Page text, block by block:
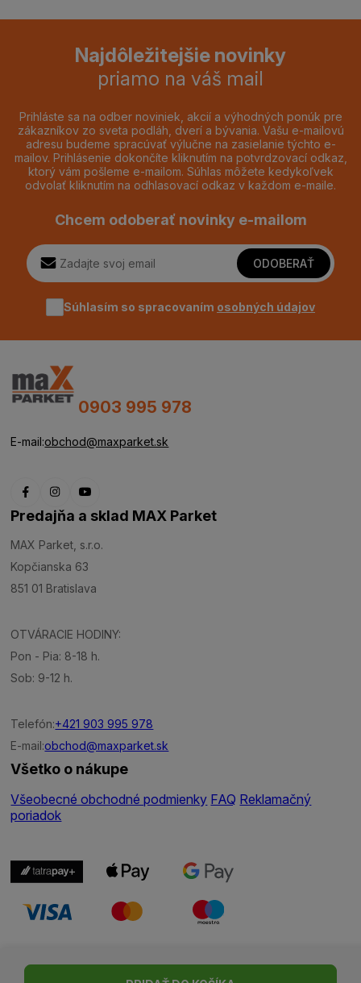
Najdôležitejšie novinky
priamo na váš mail
Prihláste sa na odber noviniek, akcií a výhodných ponúk pre
zákazníkov zo sveta podláh, dverí a bývania. Vašu e-mailovú
adresu budeme spracúvať výlučne na zasielanie týchto e-
mailov. Prihlásenie dokončíte kliknutím na potvrdzovací odkaz,
ktorý vám pošleme e-mailom. Súhlas môžete kedykoľvek
odvolať kliknutím na odhlasovací odkaz v každom e-maile.
Chcem odoberať novinky e-mailom
ODOBERAŤ
Súhlasím so spracovaním osobných údajov
0903 995 978
E-mail:obchod@maxparket.sk
Predajňa a sklad MAX Parket
MAX Parket, s.r.o.
Kopčianska 63
851 01 Bratislava
OTVÁRACIE HODINY:
Pon - Pia: 8-18 h.
Sob: 9-12 h.
Telefón:+421 903 995 978
E-mail:obchod@maxparket.sk
Všetko o nákupe
Všeobecné obchodné podmienky FAQ Reklamačný
poriadok
| © Všetky práva vyhradené | Made with ♥